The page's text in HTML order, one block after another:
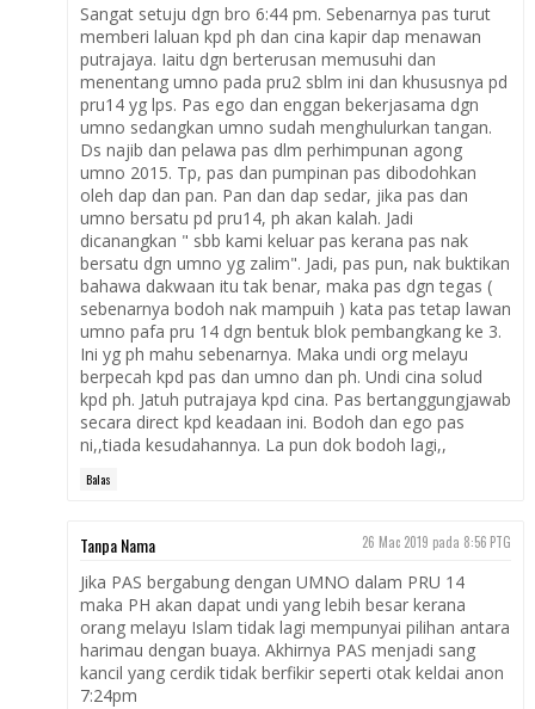
Sangat setuju dgn bro 6:44 pm. Sebenarnya pas turut
memberi laluan kpd ph dan cina kapir dap menawan
putrajaya. Iaitu dgn berterusan memusuhi dan
menentang umno pada pru2 sblm ini dan khususnya pd
pru14 yg lps. Pas ego dan enggan bekerjasama dgn
umno sedangkan umno sudah menghulurkan tangan.
Ds najib dan pelawa pas dlm perhimpunan agong
umno 2015. Tp, pas dan pumpinan pas dibodohkan
oleh dap dan pan. Pan dan dap sedar, jika pas dan
umno bersatu pd pru14, ph akan kalah. Jadi
dicanangkan " sbb kami keluar pas kerana pas nak
bersatu dgn umno yg zalim". Jadi, pas pun, nak buktikan
bahawa dakwaan itu tak benar, maka pas dgn tegas (
sebenarnya bodoh nak mampuih ) kata pas tetap lawan
umno pafa pru 14 dgn bentuk blok pembangkang ke 3.
Ini yg ph mahu sebenarnya. Maka undi org melayu
berpecah kpd pas dan umno dan ph. Undi cina solud
kpd ph. Jatuh putrajaya kpd cina. Pas bertanggungjawab
secara direct kpd keadaan ini. Bodoh dan ego pas
ni,,tiada kesudahannya. La pun dok bodoh lagi,,
Balas
Tanpa Nama 26 Mac 2019 pada 8:56 PTG
Jika PAS bergabung dengan UMNO dalam PRU 14
maka PH akan dapat undi yang lebih besar kerana
orang melayu Islam tidak lagi mempunyai pilihan antara
harimau dengan buaya. Akhirnya PAS menjadi sang
kancil yang cerdik tidak berfikir seperti otak keldai anon
7:24pm